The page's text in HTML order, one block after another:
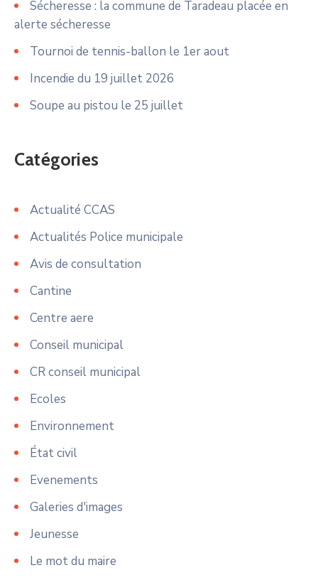
Sécheresse : la commune de Taradeau placée en
alerte sécheresse
Tournoi de tennis-ballon le 1er aout
Incendie du 19 juillet 2026
Soupe au pistou le 25 juillet
Catégories
Actualité CCAS
Actualités Police municipale
Avis de consultation
Cantine
Centre aere
Conseil municipal
CR conseil municipal
Ecoles
Environnement
État civil
Evenements
Galeries d'images
Jeunesse
Le mot du maire